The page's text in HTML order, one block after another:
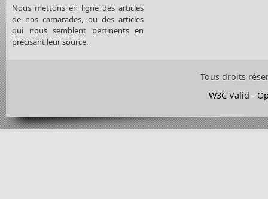
Nous mettons en ligne des articles
de nos camarades, ou des articles
qui nous semblent pertinents en
précisant leur source.
Tous droits
W3C Valid -